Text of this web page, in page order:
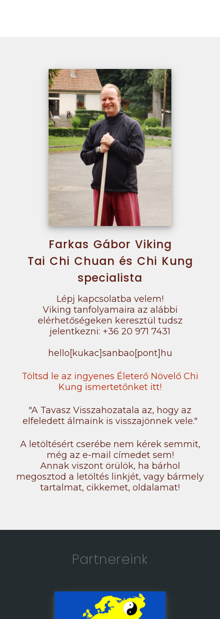
Farkas Gábor Viking
Tai Chi Chuan és Chi Kung
specialista
Lépj kapcsolatba velem!
Viking tanfolyamaira az alábbi
elérhetőségeken keresztül tudsz
jelentkezni: +36 20 971 7431
hello[kukac]sanbao[pont]hu
Töltsd le az ingyenes Életerő Növelő Chi
Kung ismertetőnket itt!
"A Tavasz Visszahozatala az, hogy az
elfeledett álmaink is visszajönnek vele."
A letöltésért cserébe nem kérek semmit,
még az e-mail címedet sem!
Annak viszont örülök, ha bárhol
megosztod a letöltés linkjét, vagy bármely
tartalmat, cikkemet, oldalamat!
Partnereink